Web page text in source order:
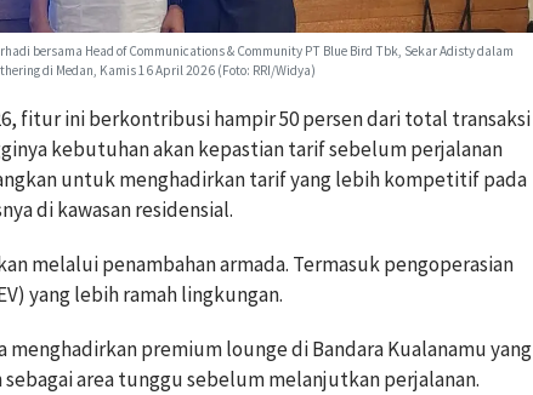
bersama Head of Communications & Community PT Blue Bird Tbk, Sekar Adisty dalam
di Medan, Kamis 16 April 2026 (Foto: RRI/Widya)
fitur ini berkontribusi hampir 50 persen dari total transaksi
kebutuhan akan kepastian tarif sebelum perjalanan
untuk menghadirkan tarif yang lebih kompetitif pada
di kawasan residensial.
melalui penambahan armada. Termasuk pengoperasian
yang lebih ramah lingkungan.
menghadirkan premium lounge di Bandara Kualanamu yang
area tunggu sebelum melanjutkan perjalanan.